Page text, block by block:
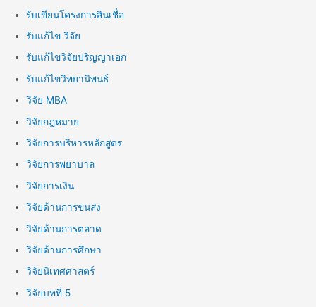
รับเขียนโครงการสินเชื่อ
รับแก้ไข วิจัย
รับแก้ไขวิจัยปริญญาเอก
รับแก้ไขวิทยานิพนธ์
วิจัย MBA
วิจัยกฎหมาย
วิจัยการบริหารหลักสูตร
วิจัยการพยาบาล
วิจัยการเงิน
วิจัยด้านการขนส่ง
วิจัยด้านการตลาด
วิจัยด้านการศึกษา
วิจัยนิเทศศาสตร์
วิจัยบทที่ 5